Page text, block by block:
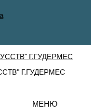
Г.ГУДЕРМЕС
МЕНЮ